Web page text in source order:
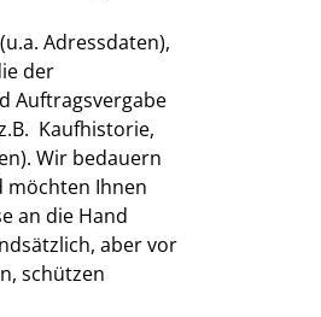
Adressdaten),
der
Auftragsvergabe
Kaufhistorie,
Wir bedauern
möchten Ihnen
an die Hand
aber vor
schützen